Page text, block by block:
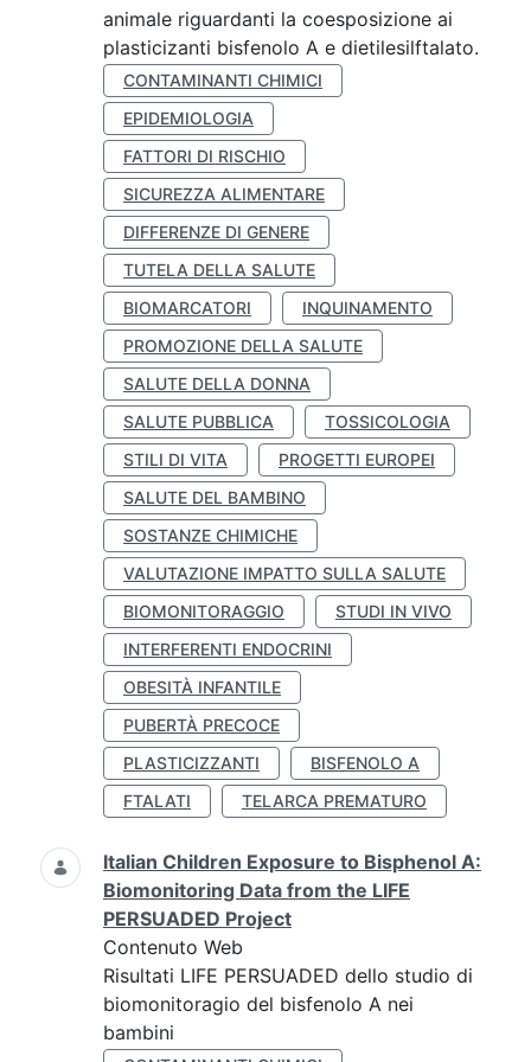
animale riguardanti la coesposizione ai
plasticizanti bisfenolo A e dietilesilftalato.
CONTAMINANTI CHIMICI
EPIDEMIOLOGIA
FATTORI DI RISCHIO
SICUREZZA ALIMENTARE
DIFFERENZE DI GENERE
TUTELA DELLA SALUTE
BIOMARCATORI
INQUINAMENTO
PROMOZIONE DELLA SALUTE
SALUTE DELLA DONNA
SALUTE PUBBLICA
TOSSICOLOGIA
STILI DI VITA
PROGETTI EUROPEI
SALUTE DEL BAMBINO
SOSTANZE CHIMICHE
VALUTAZIONE IMPATTO SULLA SALUTE
BIOMONITORAGGIO
STUDI IN VIVO
INTERFERENTI ENDOCRINI
OBESITÀ INFANTILE
PUBERTÀ PRECOCE
PLASTICIZZANTI
BISFENOLO A
FTALATI
TELARCA PREMATURO
Italian Children Exposure to Bisphenol A:
Biomonitoring Data from the LIFE
PERSUADED Project
Contenuto Web
Risultati LIFE PERSUADED dello studio di
biomonitoragio del bisfenolo A nei
bambini